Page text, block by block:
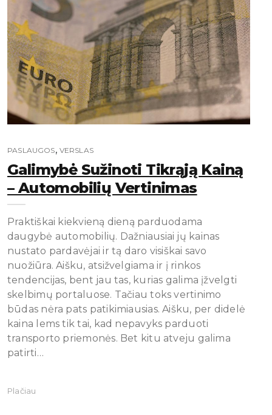
PASLAUGOS, VERSLAS
Galimybė Sužinoti Tikrąją Kainą
– Automobilių Vertinimas
Praktiškai kiekvieną dieną parduodama
daugybė automobilių. Dažniausiai jų kainas
nustato pardavėjai ir tą daro visiškai savo
nuožiūra. Aišku, atsižvelgiama ir į rinkos
tendencijas, bent jau tas, kurias galima įžvelgti
skelbimų portaluose. Tačiau toks vertinimo
būdas nėra pats patikimiausias. Aišku, per didelė
kaina lems tik tai, kad nepavyks parduoti
transporto priemonės. Bet kitu atveju galima
patirti…
Plačiau